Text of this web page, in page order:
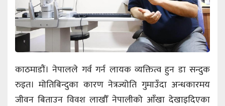
काठमाडौं। नेपालले गर्व गर्न लायक व्यक्तित्व हुन डा सन्दुक
रुइत। मोतिबिन्दुका कारण नेत्रज्योति गुमाउँदा अन्धकारमय
जीवन बिताउन विवश लाखौँ नेपालीको आँखा देखाइदिएका